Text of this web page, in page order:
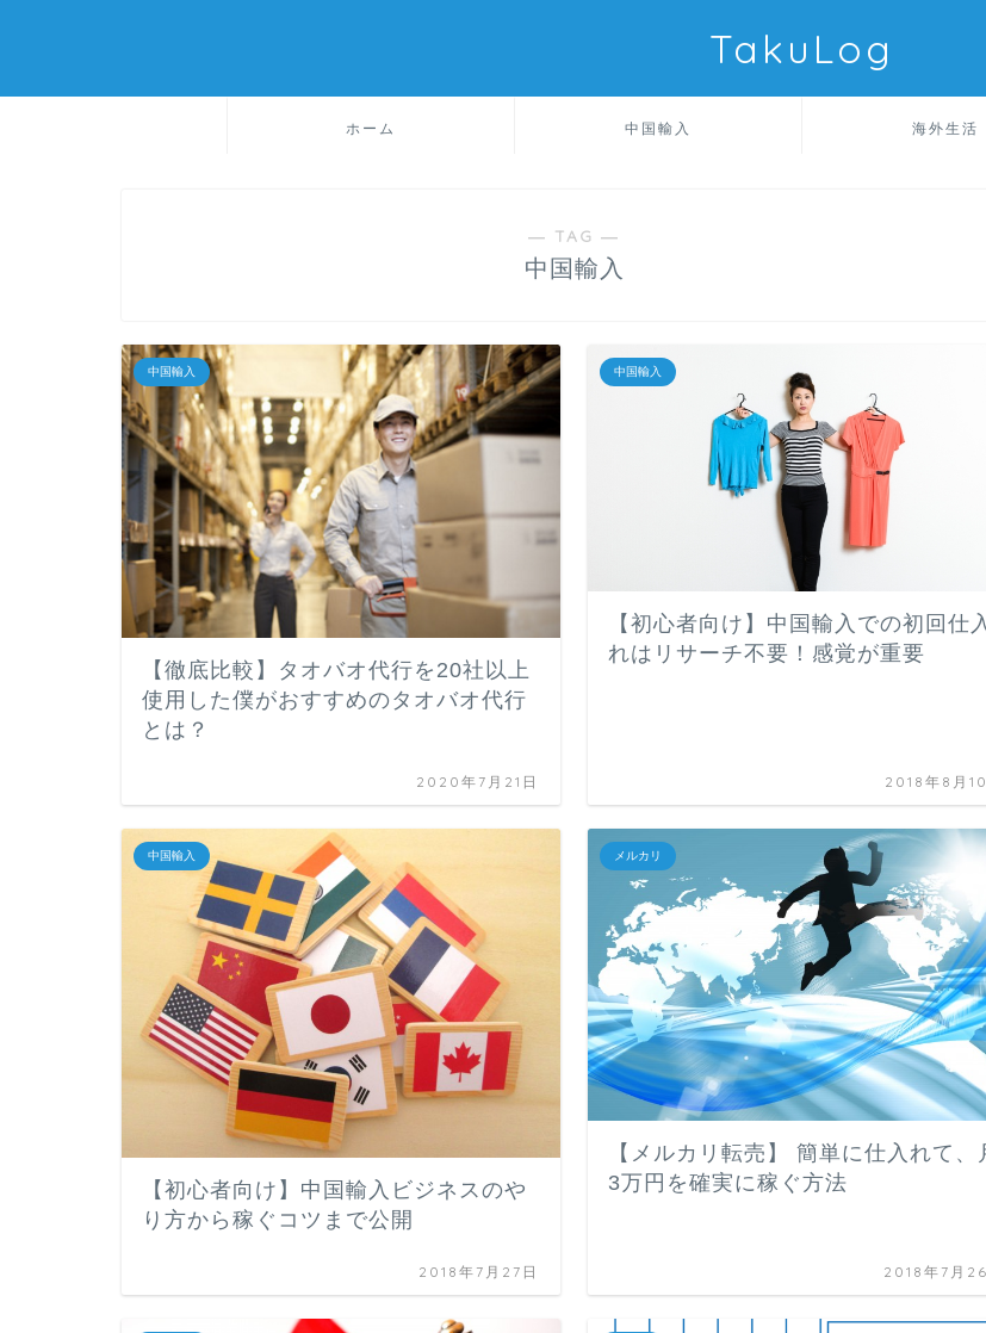
TakuLog
ホーム 中国輸入 海外生活
― TAG ―
中国輸入
中国輸入
【徹底比較】タオバオ代行を20社以上
使用した僕がおすすめのタオバオ代行
とは？
2020年7月21日
中国輸入
【初心者向け】中国輸入での初回仕
れはリサーチ不要！感覚が重要
2018年8月
中国輸入
【初心者向け】中国輸入ビジネスのや
り方から稼ぐコツまで公開
2018年7月27日
メルカリ
【メルカリ転売】 簡単に仕入れて、
3万円を確実に稼ぐ方法
2018年7月